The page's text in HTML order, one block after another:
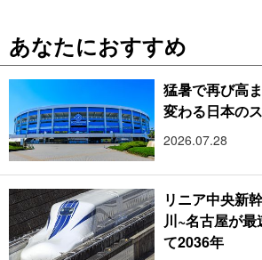
あなたにおすすめ
猛暑で再び高
変わる日本の
2026.07.28
リニア中央新
川~名古屋が最
て2036年